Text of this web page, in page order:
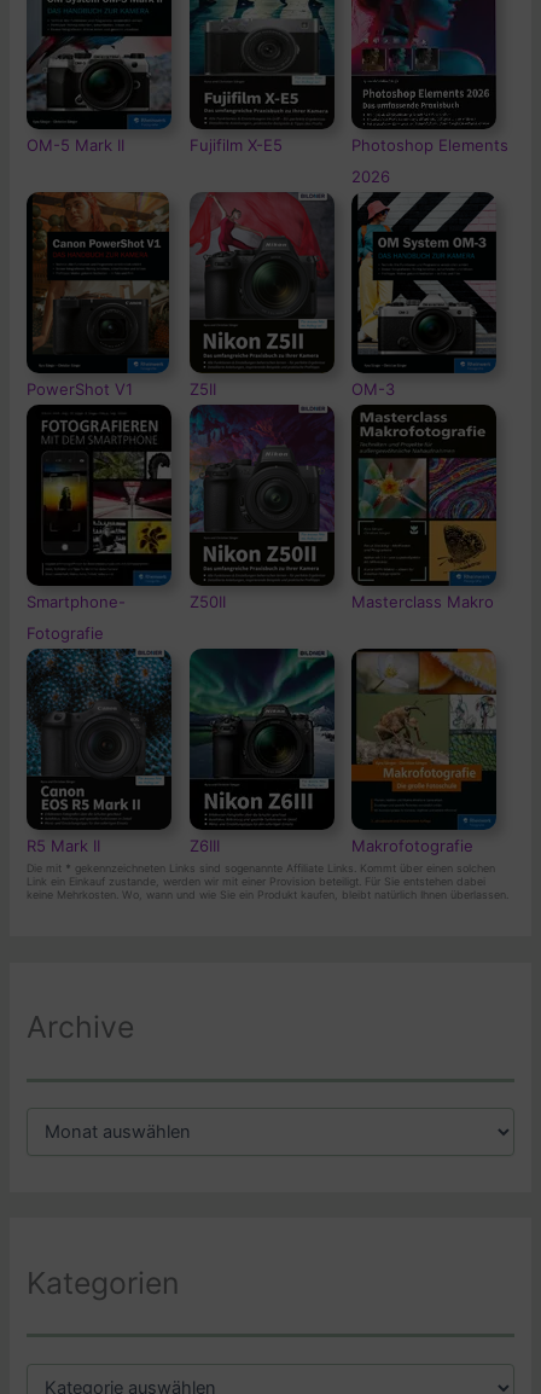
OM-5 Mark II Fujifilm X-E5
Photoshop Elements
2026
PowerShot V1 Z5II OM-3
Smartphone-
Fotografie
Z50II Masterclass Makro
R5 Mark II Z6III Makrofotografie
Die mit * gekennzeichneten Links sind sogenannte Affiliate Links. Kommt über einen solchen
Link ein Einkauf zustande, werden wir mit einer Provision beteiligt. Für Sie entstehen dabei
keine Mehrkosten. Wo, wann und wie Sie ein Produkt kaufen, bleibt natürlich Ihnen überlassen.
Archive
Kategorien